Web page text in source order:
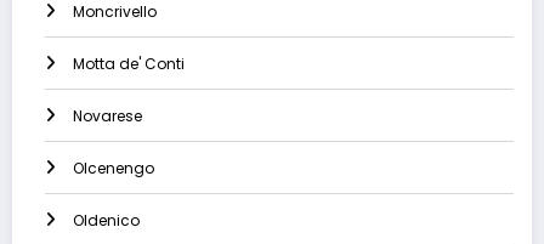
Moncrivello
Motta de' Conti
Novarese
Olcenengo
Oldenico